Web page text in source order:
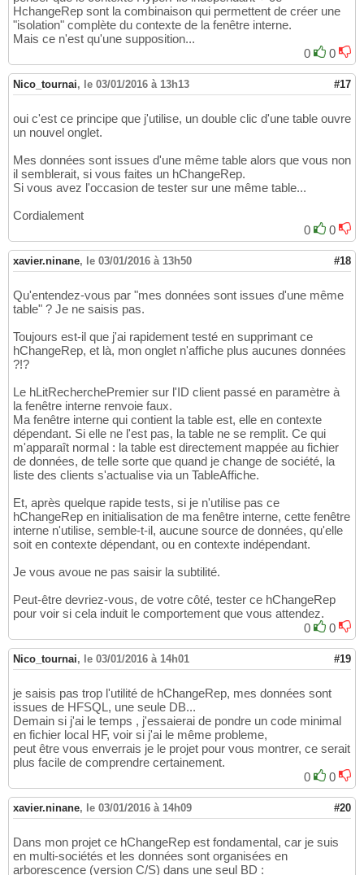
HchangeRep sont la combinaison qui permettent de créer une
"isolation" complète du contexte de la fenêtre interne.
Mais ce n'est qu'une supposition...
0
0
Nico_tournai, le 03/01/2016 à 13h13 #17
oui c'est ce principe que j'utilise, un double clic d'une table ouvre
un nouvel onglet.
Mes données sont issues d'une même table alors que vous non
il semblerait, si vous faites un hChangeRep.
Si vous avez l'occasion de tester sur une même table...
Cordialement
0
0
xavier.ninane, le 03/01/2016 à 13h50 #18
Qu'entendez-vous par "mes données sont issues d'une même
table" ? Je ne saisis pas.
Toujours est-il que j'ai rapidement testé en supprimant ce
hChangeRep, et là, mon onglet n'affiche plus aucunes données
?!?
Le hLitRecherchePremier sur l'ID client passé en paramètre à
la fenêtre interne renvoie faux.
Ma fenêtre interne qui contient la table est, elle en contexte
dépendant. Si elle ne l'est pas, la table ne se remplit. Ce qui
m'apparaît normal : la table est directement mappée au fichier
de données, de telle sorte que quand je change de société, la
liste des clients s'actualise via un TableAffiche.
Et, après quelque rapide tests, si je n'utilise pas ce
hChangeRep en initialisation de ma fenêtre interne, cette fenêtre
interne n'utilise, semble-t-il, aucune source de données, qu'elle
soit en contexte dépendant, ou en contexte indépendant.
Je vous avoue ne pas saisir la subtilité.
Peut-être devriez-vous, de votre côté, tester ce hChangeRep
pour voir si cela induit le comportement que vous attendez.
0
0
Nico_tournai, le 03/01/2016 à 14h01 #19
je saisis pas trop l'utilité de hChangeRep, mes données sont
issues de HFSQL, une seule DB...
Demain si j'ai le temps , j'essaierai de pondre un code minimal
en fichier local HF, voir si j'ai le même probleme,
peut être vous enverrais je le projet pour vous montrer, ce serait
plus facile de comprendre certainement.
0
0
xavier.ninane, le 03/01/2016 à 14h09 #20
Dans mon projet ce hChangeRep est fondamental, car je suis
en multi-sociétés et les données sont organisées en
arborescence (version C/S) dans une seul BD :